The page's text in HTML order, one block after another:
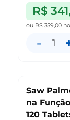
R$
ou R$ 359,00
- 1
Saw
na
120